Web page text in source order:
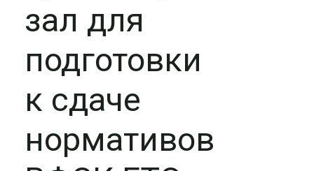
зал для
подготовки
к сдаче
нормативов